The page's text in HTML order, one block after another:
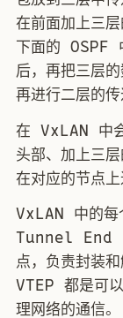
在前面加上三
下面的 OSPF
后，再把三层
再进行二层的传
在 VxLAN 中
头部、加上三
在对应的节点上
VxLAN 中的
Tunnel End
点，负责封装
VTEP 都是可
理网络的通信。